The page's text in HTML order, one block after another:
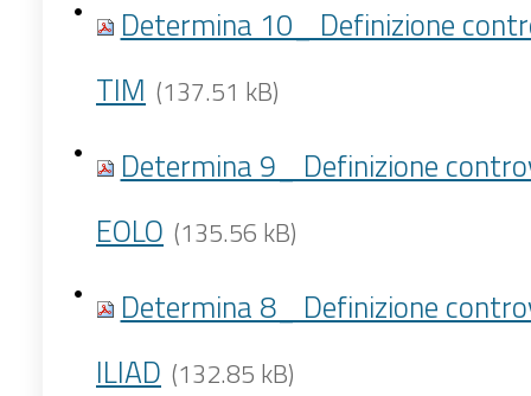
Determina 10_ Definizione
TIM (137.51 kB)
Determina 9_ Definizione
EOLO (135.56 kB)
Determina 8_ Definizione
ILIAD (132.85 kB)